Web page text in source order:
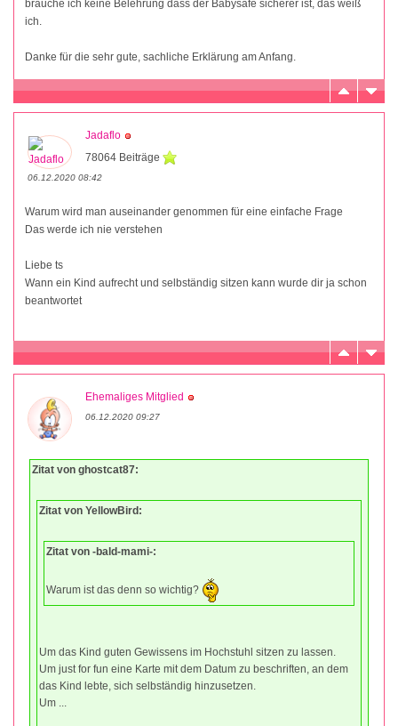
brauche ich keine Belehrung dass der Babysafe sicherer ist, das weiß
ich.
Danke für die sehr gute, sachliche Erklärung am Anfang.
Jadaflo
78064 Beiträge
06.12.2020 08:42
Warum wird man auseinander genommen für eine einfache Frage
Das werde ich nie verstehen
Liebe ts
Wann ein Kind aufrecht und selbständig sitzen kann wurde dir ja schon
beantwortet
Ehemaliges Mitglied
06.12.2020 09:27
Zitat von ghostcat87:
Zitat von YellowBird:
Zitat von -bald-mami-:
Warum ist das denn so wichtig?
Um das Kind guten Gewissens im Hochstuhl sitzen zu lassen.
Um just for fun eine Karte mit dem Datum zu beschriften, an dem
das Kind lebte, sich selbständig hinzusetzen.
Um ...